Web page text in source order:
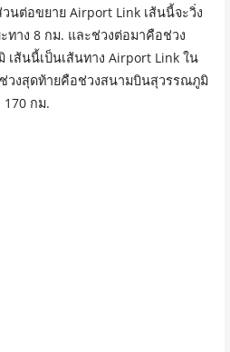
นต่อขยาย Airport Link เส้นนี้จะวิ่ง
ทาง 8 กม. และช่วงต่อมาคือช่วง
ส้นนี้เป็นเส้นทาง Airport Link ใน
วงสุดท้ายคือช่วงสนามบินสุวรรณภูมิ
170 กม.